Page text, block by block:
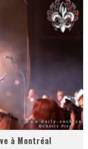
à Montréal